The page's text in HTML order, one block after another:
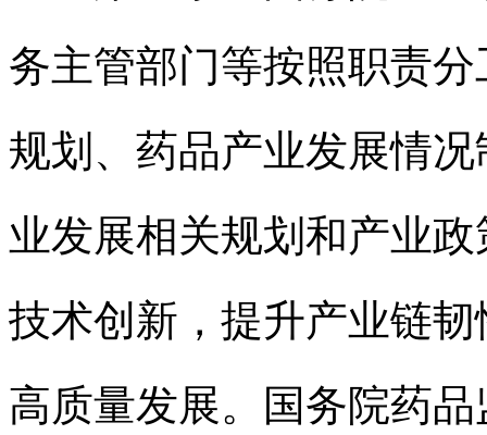
务主管部门等按照职责
规划、药品产业发展情
业发展相关规划和产业
技术创新，提升产业链
高质量发展。国务院药